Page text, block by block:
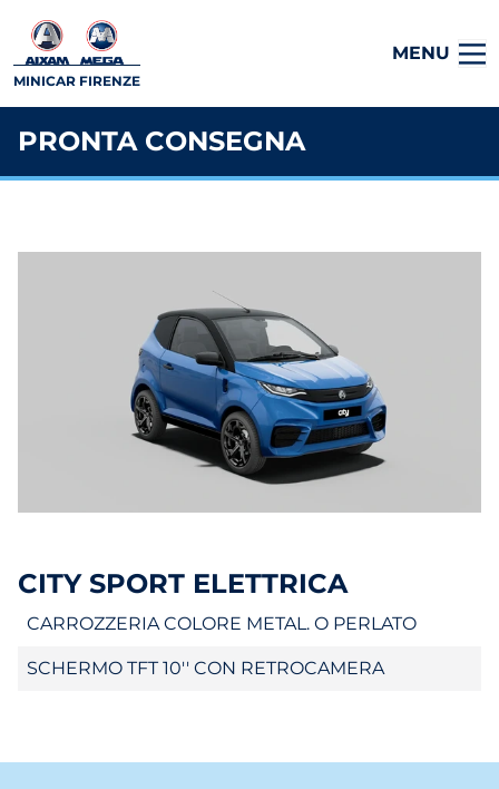
MINICAR FIRENZE
MENU
PRONTA CONSEGNA
CITY SPORT ELETTRICA
CARROZZERIA COLORE METAL. O PERLATO
SCHERMO TFT 10'' CON RETROCAMERA